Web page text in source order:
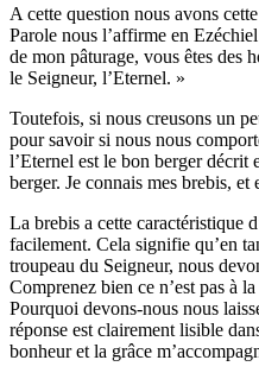
A cette question nous avons
Parole nous l’affirme en
de mon pâturage, vous êtes des
le Seigneur, l’Eternel. »
Toutefois, si nous creusons un
pour savoir si nous nous
l’Eternel est le bon berger décrit
berger. Je connais mes brebis, et
La brebis a cette caractéristique
facilement. Cela signifie qu’en
troupeau du Seigneur, nous
Comprenez bien ce n’est pas à
Pourquoi devons-nous nous
réponse est clairement lisible
bonheur et la grâce